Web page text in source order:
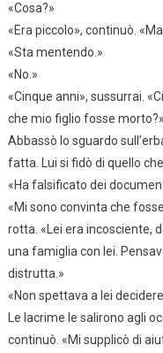
«Cosa?»
«Era piccolo», continuò.
«Sta mentendo.»
«No.»
«Cinque anni», sussurrai.
che mio figlio fosse morto?»
Abbassò lo sguardo
fatta. Lui si fidò di quello
«Ha falsificato dei
«Mi sono convinta che
rotta. «Lei era incosciente,
una famiglia con lei.
distrutta.»
«Non spettava a lei
Le lacrime le salirono agli
continuò. «Mi supplicò di